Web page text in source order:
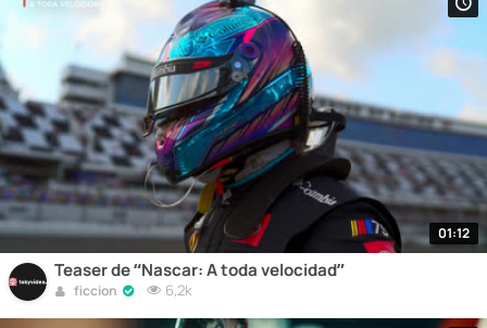
01:12
Teaser de “Nascar: A toda velocidad”
ficcion 6,2k